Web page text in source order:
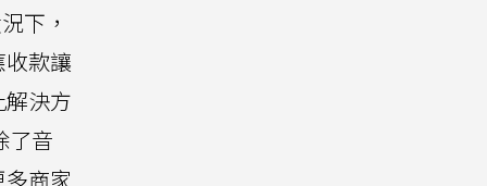
下，
款讓
決方
了音
商家